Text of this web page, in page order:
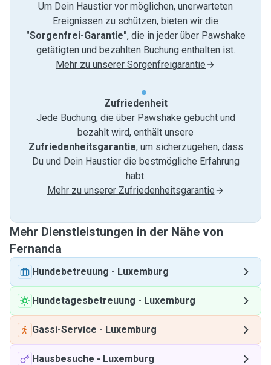
Um Dein Haustier vor möglichen, unerwarteten
Ereignissen zu schützen, bieten wir die
"Sorgenfrei-Garantie", die in jeder über Pawshake
getätigten und bezahlten Buchung enthalten ist.
Mehr zu unserer Sorgenfreigarantie
Zufriedenheit
Jede Buchung, die über Pawshake gebucht und
bezahlt wird, enthält unsere
Zufriedenheitsgarantie, um sicherzugehen, dass
Du und Dein Haustier die bestmögliche Erfahrung
habt.
Mehr zu unserer Zufriedenheitsgarantie
Mehr Dienstleistungen in der Nähe von
Fernanda
Hundebetreuung - Luxemburg
Hundetagesbetreuung - Luxemburg
Gassi-Service - Luxemburg
Hausbesuche - Luxemburg